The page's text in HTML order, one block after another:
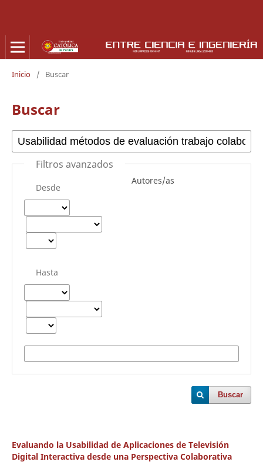
Inicio / Buscar
Buscar
Filtros avanzados
Desde
Hasta
Autores/as
Buscar
Evaluando la Usabilidad de Aplicaciones de Televisión
Digital Interactiva desde una Perspectiva Colaborativa